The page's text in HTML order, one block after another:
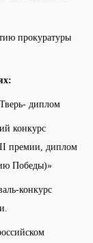
прокуратуры
диплом
конкурс
премии, диплом
Победы)»
конкурс